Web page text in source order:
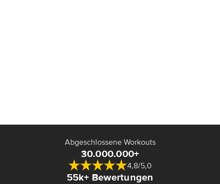
Abgeschlossene Workouts
30.000.000+
4,8/5,0
55k+ Bewertungen